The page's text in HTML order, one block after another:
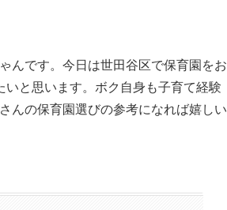
んです。今日は世田谷区で保育園をお
と思います。ボク自身も子育て経験
んの保育園選びの参考になれば嬉しい